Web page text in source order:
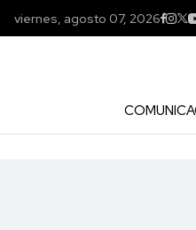
viernes, agosto 07, 2026